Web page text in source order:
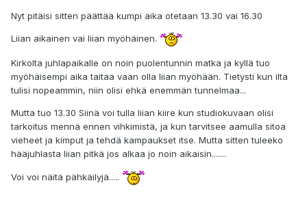
Nyt pitäisi sitten päättää kumpi aika otetaan 13.30 vai 16.30
Liian aikainen vai liian myöhäinen.
Kirkolta juhlapaikalle on noin puolentunnin matka ja kyllä tuo
myöhäisempi aika taitaa vaan olla liian myöhään. Tietysti kun ilta
tulisi nopeammin, niin olisi ehkä enemmän tunnelmaa...
Mutta tuo 13.30 Siinä voi tulla liian kiire kun studiokuvaan olisi
tarkoitus mennä ennen vihkimistä, ja kun tarvitsee aamulla sitoa
vieheet ja kimput ja tehdä kampaukset itse. Mutta sitten tuleeko
hääjuhlasta liian pitkä jos alkaa jo noin aikaisin.......
Voi voi näitä pähkäilyjä.....